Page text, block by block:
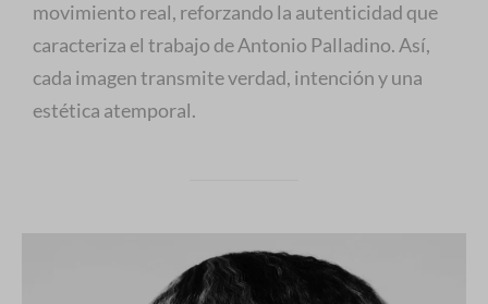
movimiento real, reforzando la autenticidad que
caracteriza el trabajo de Antonio Palladino. Así,
cada imagen transmite verdad, intención y una
estética atemporal.